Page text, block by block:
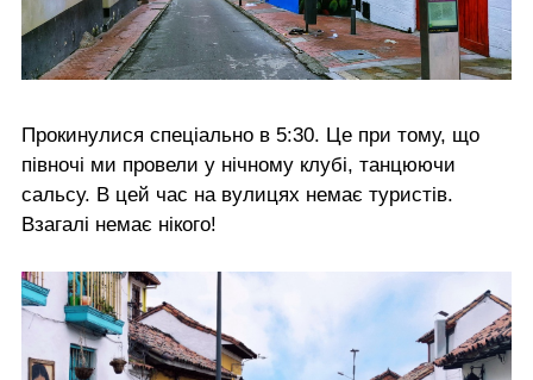
Прокинулися спеціально в 5:30. Це при тому, що
півночі ми провели у нічному клубі, танцюючи
сальсу. В цей час на вулицях немає туристів.
Взагалі немає нікого!